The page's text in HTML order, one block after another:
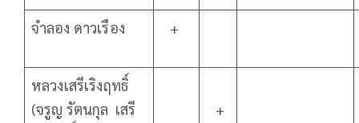
จำลอง ดาวเรือง +
หลวงเสรีเริงฤทธิ์
(จรูญ รัตนกุล เสรี
+